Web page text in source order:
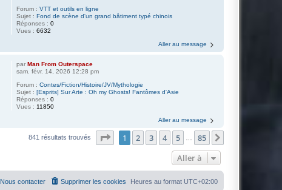
Forum :VTT et outils en ligne
Sujet :Fond de scène d'un grand bâtiment typé chinois
Réponses :0
Vues :6632
Aller au message
parMan From Outerspace
sam. févr. 14, 2026 12:28 pm
Forum :Contes/Fiction/Histoire/JV/Mythologie
Sujet :[Esprits] Sur Arte : Oh my Ghosts! Fantômes d'Asie
Réponses :0
Vues : 11850
Aller au message
841 résultats trouvés Page sur85
1 2 3 4 5 85
Aller à
Heures au format UTC+02:00
Supprimer les cookies
Nous contacter